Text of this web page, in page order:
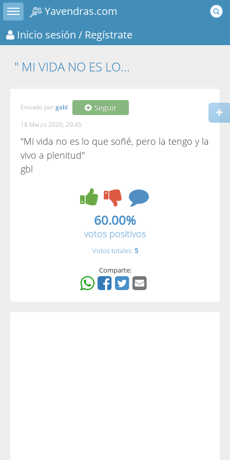
Toggle sidebar
Yavendras.com
Inicio sesión / Regístrate
" MI VIDA NO ES LO...
Enviado por gabl Seguir
18 Marzo 2020, 20:45
"Mi vida no es lo que soñé, pero la tengo y la
vivo a plenitud"
gbl
60.00%
votos positivos
Votos totales: 5
Comparte: